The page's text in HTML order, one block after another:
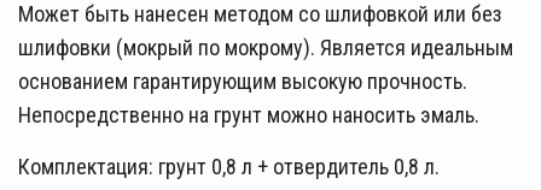
Может быть нанесен методом со шлифовкой или без
шлифовки (мокрый по мокрому). Является идеальным
основанием гарантирующим высокую прочность.
Непосредственно на грунт можно наносить эмаль.
Комплектация: грунт 0,8 л + отвердитель 0,8 л.